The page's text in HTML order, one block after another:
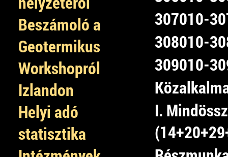
Beszámoló a
Geotermikus
Workshopról
Izlandon
Helyi adó
statisztika
307010-
308010-
309010-
I. Mindössz